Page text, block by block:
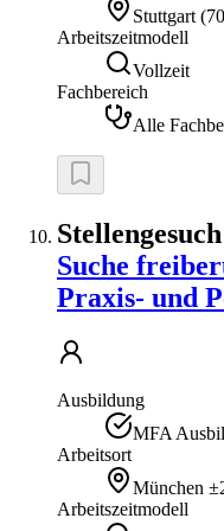
Stuttgart (
Arbeitszeitmodell
Vollzeit
Fachbereich
Alle
Stellengesuch
Suche
Praxis- und
Ausbildung
MFA
Arbeitsort
München
Arbeitszeitmodell